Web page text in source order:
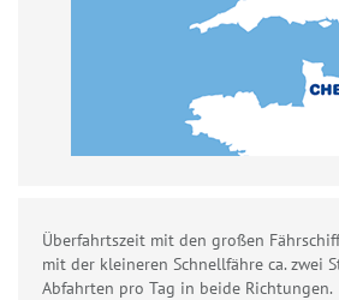
Überfahrtszeit mit den großen
mit der kleineren Schnellfähre ca. zwei
Abfahrten pro Tag in beide Richtungen.